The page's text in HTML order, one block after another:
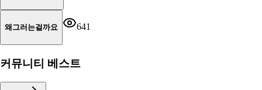
왜그러는걸까요 641
커뮤니티 베스트